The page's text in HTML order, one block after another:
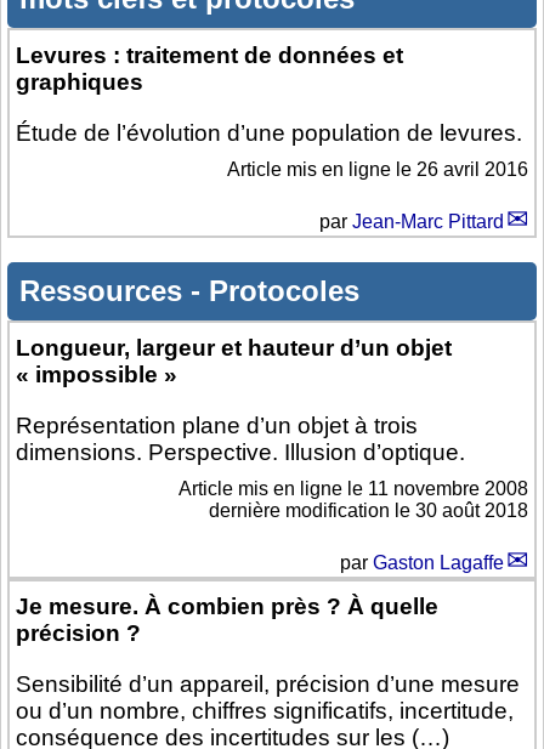
Levures : traitement de données et
graphiques
Étude de l’évolution d’une population de levures.
Article mis en ligne le 26 avril 2016
par Jean-Marc Pittard
Ressources - Protocoles
Longueur, largeur et hauteur d’un objet
« impossible »
Représentation plane d’un objet à trois
dimensions. Perspective. Illusion d’optique.
Article mis en ligne le 11 novembre 2008
dernière modification le 30 août 2018
par Gaston Lagaffe
Je mesure. À combien près ? À quelle
précision ?
Sensibilité d’un appareil, précision d’une mesure
ou d’un nombre, chiffres significatifs, incertitude,
conséquence des incertitudes sur les (…)